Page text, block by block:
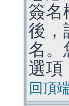
簽名
後，
名。
選項
回頂